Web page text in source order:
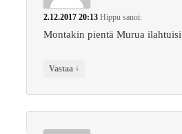
2.12.2017 20:13 Hippu sanoi:
Montakin pientä Murua
Vastaa ↓